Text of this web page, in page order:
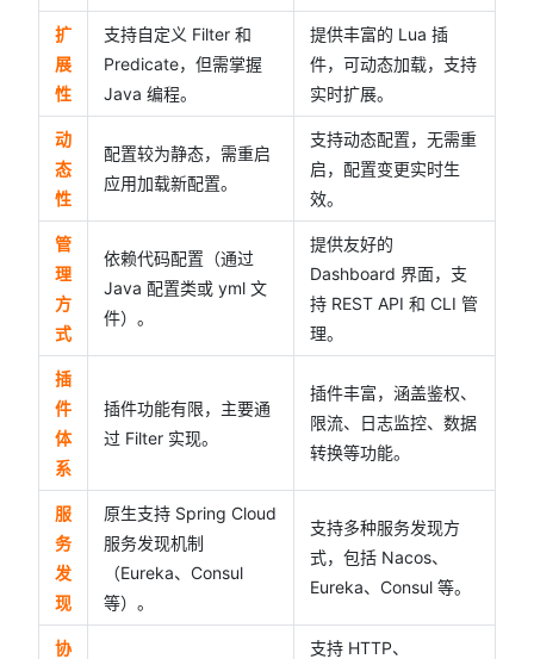
扩
展
性
支持自定义 Filter 和
Predicate，但需掌握
Java 编程。
提供丰富的 Lua 插
件，可动态加载，支持
实时扩展。
动
态
性
配置较为静态，需重启
应用加载新配置。
支持动态配置，无需重
启，配置变更实时生
效。
管
理
方
式
依赖代码配置（通过
Java 配置类或 yml 文
件）。
提供友好的
Dashboard 界面，支
持 REST API 和 CLI 管
理。
插
件
体
系
插件功能有限，主要通
过 Filter 实现。
插件丰富，涵盖鉴权、
限流、日志监控、数据
转换等功能。
服
务
发
现
原生支持 Spring Cloud
服务发现机制
（Eureka、Consul
等）。
支持多种服务发现方
式，包括 Nacos、
Eureka、Consul 等。
协
支持 HTTP、